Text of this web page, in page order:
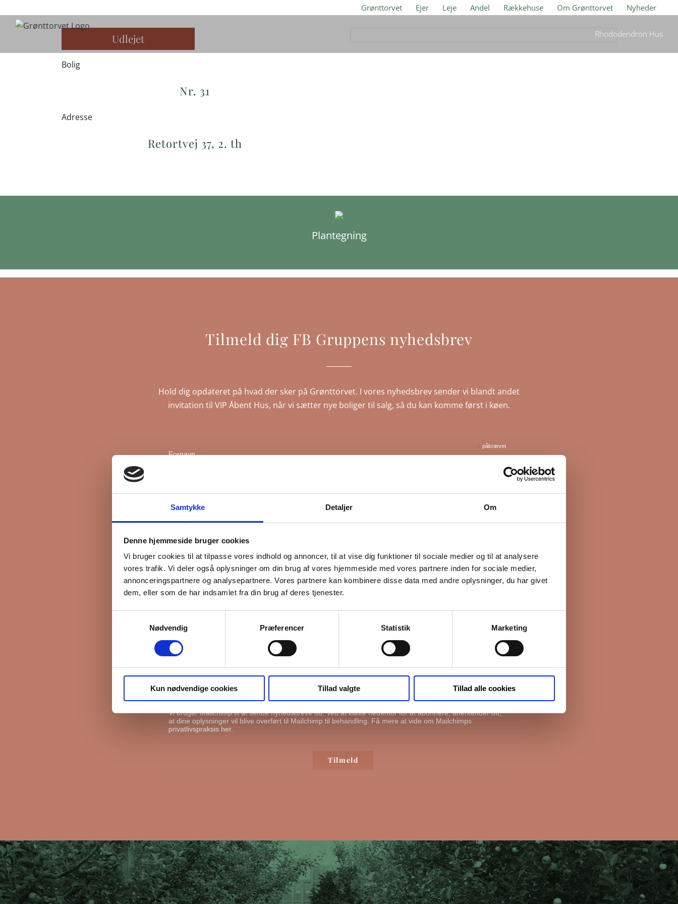
Samtykke Detaljer Om
Denne hjemmeside bruger cookies
Vi bruger cookies til at tilpasse vores indhold og annoncer, til at vise dig funktioner til sociale medier og til at analysere
vores trafik. Vi deler også oplysninger om din brug af vores hjemmeside med vores partnere inden for sociale medier,
annonceringspartnere og analysepartnere. Vores partnere kan kombinere disse data med andre oplysninger, du har givet
dem, eller som de har indsamlet fra din brug af deres tjenester.
Nødvendig
Præferencer Statistik Marketing
Kun nødvendige cookies Tillad valgte Tillad alle cookies
Grønttorvet Ejer Leje Andel Rækkehuse Om Grønttorvet Nyheder
Rhododendron Hus
Udlejet
Bolig
Nr. 31
Adresse
Retortvej 37, 2. th
Plantegning
Tilmeld dig FB Gruppens nyhedsbrev
Hold dig opdateret på hvad der sker på Grønttorvet. I vores nyhedsbrev sender vi blandt andet
invitation til VIP Åbent Hus, når vi sætter nye boliger til salg, så du kan komme først i køen.
* påkrævet
Fornavn
Efternavn
Interesseret i
Ejerboliger
Markedsføringstilladelse
FB Gruppen vil bruge din information til at kontakte dig i forbindelse med nyheder - og nye boliger. Før vi
kan gøre det, skal du bekræfte, at vi gerne må sende dig emails.Du kan læse vores privatlivspolitik her.
I må gerne sende mig emails
Vi bruger Mailchimp til at sende nyhedsbreve ud. Ved at klikke nedenfor for at abonnere, anerkender du,
at dine oplysninger vil blive overført til Mailchimp til behandling. Få mere at vide om Mailchimps
privatlivspraksis her.